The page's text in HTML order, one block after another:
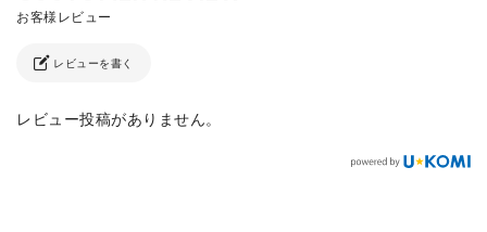
レビューを書く
レビュー投稿がありません。